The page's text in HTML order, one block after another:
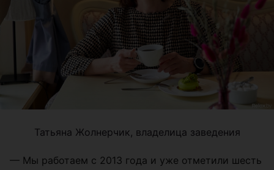
Татьяна Жолнерчик, владелица заведения
— Мы работаем с 2013 года и уже отметили шесть